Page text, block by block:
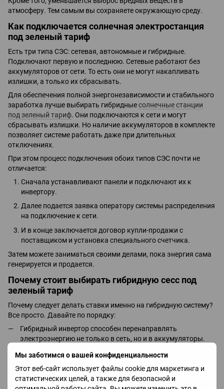
Мы заботимся о вашей конфиденциальности
Этот веб-сайт использует файлы cookie для маркетинга и
статистических целей, а также для безопасной и
атмосферу. Тем самым вы сохраняете окружающую среду.
Как подключается солнечная электростанция
под зеленый тариф
Есть три типа СЭС: сетевая, автономные и гибридные.
Подключают первую и последнюю. Сетевые работают без
аккумуляторов от сети. То есть они не могут накапливать
излишки, а только их сбрасывать.
Для обеспечения полной энергонезависимости и стабильного
заработка лучше выбирать гибридныесолнечные станции
под зеленый тариф. Они подключаются к сети и могут
сбрасывать излишки. Но наличие аккумуляторов в комплекте
позволяет системе работать даже при длительных
отключениях.
При этом процесс подключения обоих типов СЭС почти не
отличается:
Сначала устанавливают панели и подключают их к
инвертору.
Далее подается заявка оператору системы распределения
на подключение к сети.
И в конце заключается договор купли-продажи с
поставщиком и установка специального счетчика.
Затем можете заниматься своими делами, пока энергия сама
генерируется и продается.
Почему стоит выбирать гибридную сесс под
зеленый тариф
Почему следует делать ставки именно на гибридную систему?
Все просто. Давайте по порядку:
Гибридный инвертор способен перенаправлять
электроэнергию не только в сеть, но и в аккумуляторы.
потребности и одновременно зарабатываете.
Устройство можно запрограммировать так, что оно само
будет выбирать приоритеты. Сначала будете обеспечены